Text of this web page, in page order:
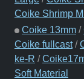
Coike Shrimp
Coike 13mm /
Coike fullcast/
ke-R /
Soft Material